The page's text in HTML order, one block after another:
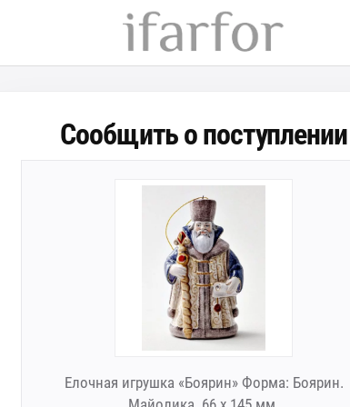
Сообщить о поступлении
Елочная игрушка «Боярин» Форма: Боярин.